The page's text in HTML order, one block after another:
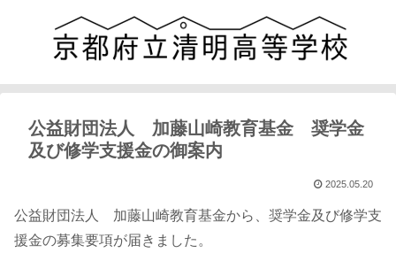
公益財団法人 加藤山崎教育基金 奨学金
及び修学支援金の御案内
2025.05.20
公益財団法人 加藤山崎教育基金から、奨学金及び修学支
援金の募集要項が届きました。